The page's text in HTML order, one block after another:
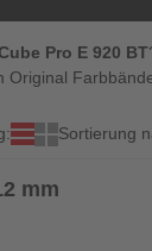
Pro E 920 BT
Sortierung
mm